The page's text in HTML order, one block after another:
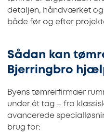
detaljen, håndværket og
både før og efter
Sådan kan
Bjerringbro
Byens tømrerfirmaer
under ét tag – fra
avancerede
brug for: